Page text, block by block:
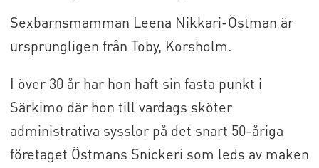
Sexbarnsmamman Leena Nikkari-Östman är
ursprungligen från Toby, Korsholm.
I över 30 år har hon haft sin fasta punkt i
Särkimo där hon till vardags sköter
administrativa sysslor på det snart 50-åriga
företaget Östmans Snickeri som leds av maken